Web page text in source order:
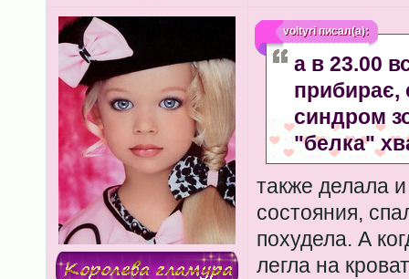
voltyriписал(а):
а в 23.00
прибирає,
синдром
"белка"
также делала
состояния,
похудела. А
легла на